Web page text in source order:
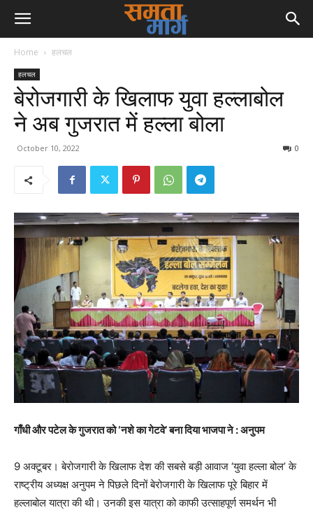
Home हलचल
हलचल
बेरोजगारी के खिलाफ युवा हल्लाबोल
ने अब गुजरात में हल्ला बोला
October 10, 2022 0
गाँधी और पटेल के गुजरात को ‘नशे का गेटवे’ बना दिया भाजपा ने : अनुपम
9 अक्टूबर। बेरोजगारी के खिलाफ देश की सबसे बड़ी आवाज ‘युवा हल्ला बोल’ के
राष्ट्रीय अध्यक्ष अनुपम ने पिछले दिनों बेरोजगारी के खिलाफ पूरे बिहार में
हल्लाबोल यात्रा की थी। उनकी इस यात्रा को काफी उत्साहपूर्ण समर्थन भी